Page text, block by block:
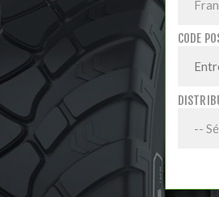
CODE